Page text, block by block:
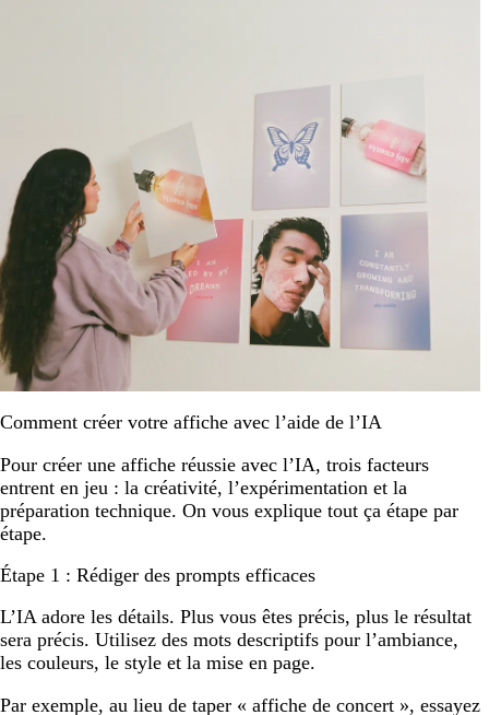
Comment créer votre affiche avec l’aide de l’IA
Pour créer une affiche réussie avec l’IA, trois facteurs
entrent en jeu : la créativité, l’expérimentation et la
préparation technique. On vous explique tout ça étape par
étape.
Étape 1 : Rédiger des prompts efficaces
L’IA adore les détails. Plus vous êtes précis, plus le résultat
sera précis. Utilisez des mots descriptifs pour l’ambiance,
les couleurs, le style et la mise en page.
Par exemple, au lieu de taper « affiche de concert », essayez